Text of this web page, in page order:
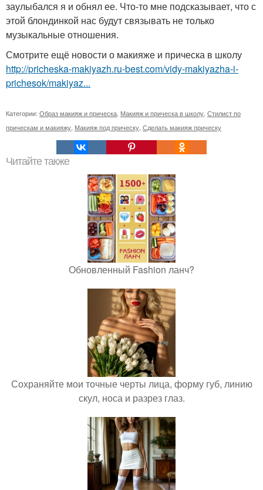
заулыбался я и обнял ее. Что-то мне подсказывает, что с
этой блондинкой нас будут связывать не только
музыкальные отношения.
Смотрите ещё новости о макияже и прическа в школу
http://pricheska-makiyazh.ru-best.com/vidy-makiyazha-i-
prichesok/makiyaz...
Категории: Образ макияж и прическа Макияж и прическа в школу Стилист по
прическам и макияжу Макияж под прическу Сделать макияж прическу
Читайте также
Обновленный Fashion ланч?
Сохраняйте мои точные черты лица, форму губ, линию
скул, носа и разрез глаз.